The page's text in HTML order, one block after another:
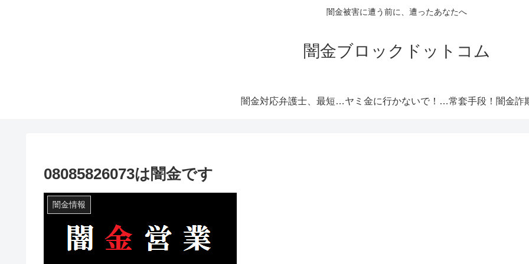
闇金被害に遭う前に、遭ったあなたへ
闇金ブロックドットコム
闇金対応弁護士、最短即日解決！ ヤミ金に行かないで！厳選オススメ消費者金融
08085826073は闇金です
闇金情報